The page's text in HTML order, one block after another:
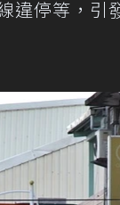
違停等，引